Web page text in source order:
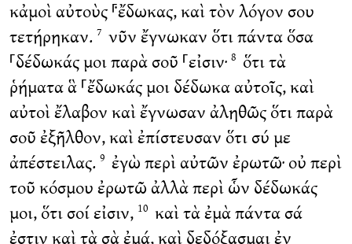
κἀμοὶ αὐτοὺς ⸁ἔδωκας, καὶ τὸν λόγον σου
τετήρηκαν. 7 νῦν ἔγνωκαν ὅτι πάντα ὅσα
⸀δέδωκάς μοι παρὰ σοῦ ⸀εἰσιν· 8 ὅτι τὰ
ῥήματα ἃ ⸀ἔδωκάς μοι δέδωκα αὐτοῖς, καὶ
αὐτοὶ ἔλαβον καὶ ἔγνωσαν ἀληθῶς ὅτι παρὰ
σοῦ ἐξῆλθον, καὶ ἐπίστευσαν ὅτι σύ με
ἀπέστειλας. 9 ἐγὼ περὶ αὐτῶν ἐρωτῶ· οὐ περὶ
τοῦ κόσμου ἐρωτῶ ἀλλὰ περὶ ὧν δέδωκάς
μοι, ὅτι σοί εἰσιν, 10 καὶ τὰ ἐμὰ πάντα σά
ἐστιν καὶ τὰ σὰ ἐμά, καὶ δεδόξασμαι ἐν